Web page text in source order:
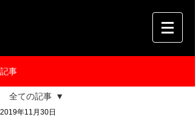
記事
全ての記事
2019年11月30日